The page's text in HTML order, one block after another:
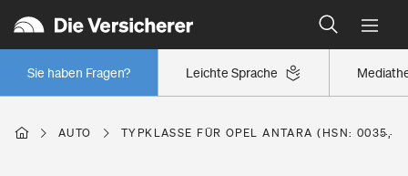
Leichte Sprache
Sie haben Fragen?
Wer versichert was: Jetzt Versicherer finden
Regionalklassen: So ist Ihre Region eingestuft
Wer versichert was: Jetzt Versicherer finden
AUTO TYPKLASSE FÜR OPEL ANTARA (HSN: 0035,